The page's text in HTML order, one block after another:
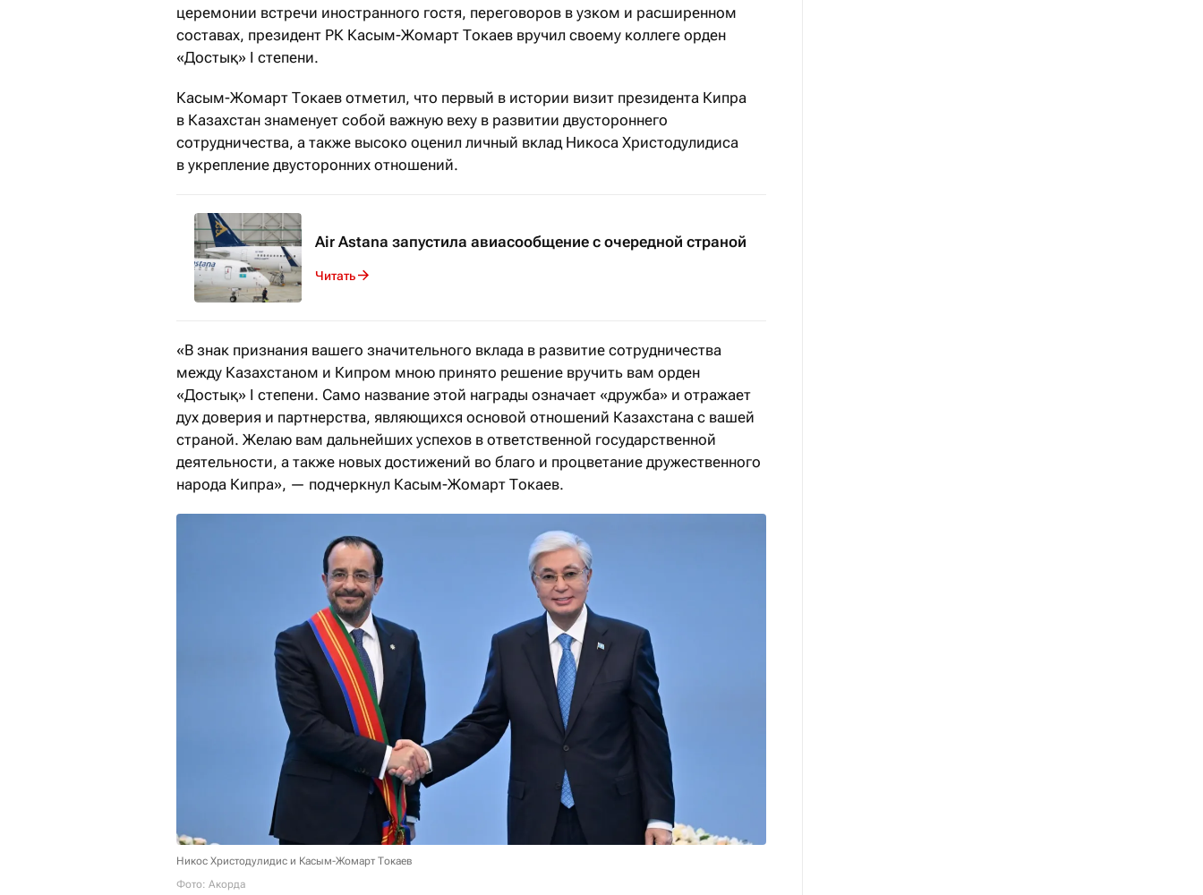
церемонии встречи иностранного гостя, переговоров в узком и расширенном
составах, президент РК Касым-Жомарт Токаев вручил своему коллеге орден
«Достық» I степени.
Касым-Жомарт Токаев отметил, что первый в истории визит президента Кипра
в Казахстан знаменует собой важную веху в развитии двустороннего
сотрудничества, а также высоко оценил личный вклад Никоса Христодулидиса
в укрепление двусторонних отношений.
Air Astana запустила авиасообщение с очередной страной
Читать
«В знак признания вашего значительного вклада в развитие сотрудничества
между Казахстаном и Кипром мною принято решение вручить вам орден
«Достық» I степени. Само название этой награды означает «дружба» и отражает
дух доверия и партнерства, являющихся основой отношений Казахстана с вашей
страной. Желаю вам дальнейших успехов в ответственной государственной
деятельности, а также новых достижений во благо и процветание дружественного
народа Кипра», — подчеркнул Касым-Жомарт Токаев.
Никос Христодулидис и Касым-Жомарт Токаев
Фото: Акорда